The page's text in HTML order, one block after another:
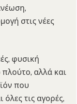
στις νέες
φυσική
πλούτο, αλλά και
που
όλες τις αγορές,